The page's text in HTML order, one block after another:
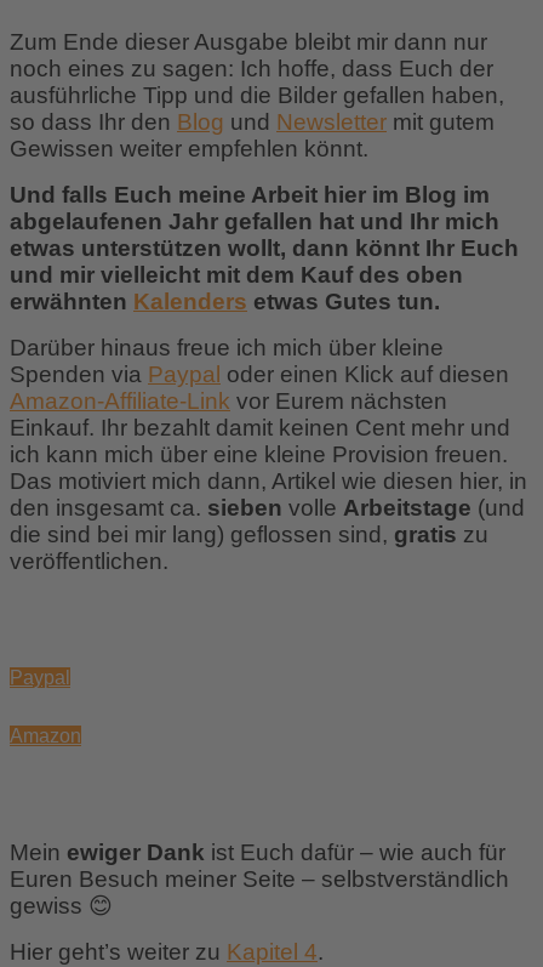
Zum Ende dieser Ausgabe bleibt mir dann nur
noch eines zu sagen: Ich hoffe, dass Euch der
ausführliche Tipp und die Bilder gefallen haben,
so dass Ihr den Blog und Newsletter mit gutem
Gewissen weiter empfehlen könnt.
Und falls Euch meine Arbeit hier im Blog im
abgelaufenen Jahr gefallen hat und Ihr mich
etwas unterstützen wollt, dann könnt Ihr Euch
und mir vielleicht mit dem Kauf des oben
erwähnten Kalenders etwas Gutes tun.
Darüber hinaus freue ich mich über kleine
Spenden via Paypal oder einen Klick auf diesen
Amazon-Affiliate-Link vor Eurem nächsten
Einkauf. Ihr bezahlt damit keinen Cent mehr und
ich kann mich über eine kleine Provision freuen.
Das motiviert mich dann, Artikel wie diesen hier, in
den insgesamt ca. sieben volle Arbeitstage (und
die sind bei mir lang) geflossen sind, gratis zu
veröffentlichen.
Paypal
Amazon
Mein ewiger Dank ist Euch dafür – wie auch für
Euren Besuch meiner Seite – selbstverständlich
gewiss 😊
Hier geht’s weiter zu Kapitel 4.